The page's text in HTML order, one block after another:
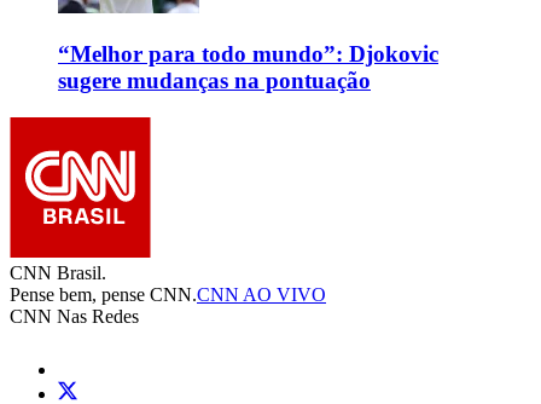
“Melhor para todo mundo”: Djokovic
sugere mudanças na pontuação
CNN Brasil.
Pense bem, pense CNN.CNN AO VIVO
CNN Nas Redes